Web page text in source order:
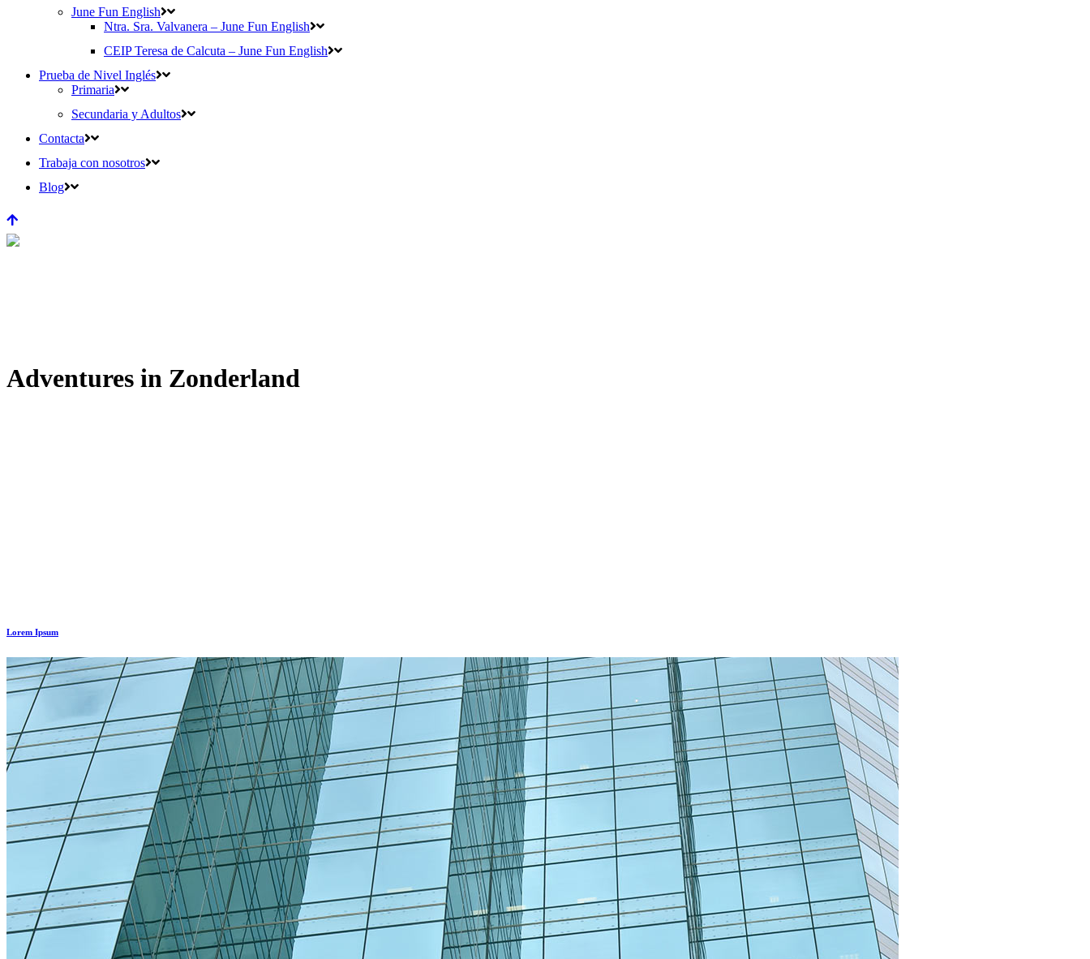
June Fun English
Ntra. Sra. Valvanera – June Fun English
CEIP Teresa de Calcuta – June Fun English
Prueba de Nivel Inglés
Primaria
Secundaria y Adultos
Contacta
Trabaja con nosotros
Blog
Adventures in Zonderland
Lorem Ipsum